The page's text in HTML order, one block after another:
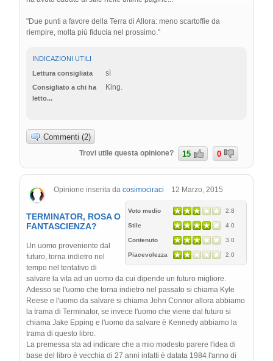
"Due punti a favore della Terra di Allora: meno scartoffie da
riempire, molta più fiducia nel prossimo."
INDICAZIONI UTILI
Lettura consigliata
sì
Consigliato a chi ha
letto...
King.
Commenti (2)
Trovi utile questa opinione? 15 0
Opinione inserita da cosimociraci 12 Marzo, 2015
Voto medio 2.8
Stile 4.0
Contenuto 3.0
Piacevolezza 2.0
TERMINATOR, ROSA O
FANTASCIENZA?
Un uomo proveniente dal
futuro, torna indietro nel
tempo nel tentativo di
salvare la vita ad un uomo da cui dipende un futuro migliore.
Adesso se l'uomo che torna indietro nel passato si chiama Kyle
Reese e l'uomo da salvare si chiama John Connor allora abbiamo
la trama di Terminator, se invece l'uomo che viene dal futuro si
chiama Jake Epping e l'uomo da salvare è Kennedy abbiamo la
trama di questo libro.
La premessa sta ad indicare che a mio modesto parere l'idea di
base del libro è vecchia di 27 anni infatti è datata 1984 l'anno di